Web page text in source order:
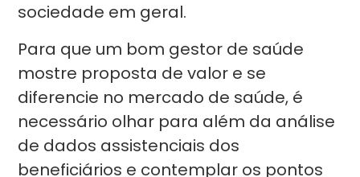
sociedade em geral.
Para que um bom gestor de saúde
mostre proposta de valor e se
diferencie no mercado de saúde, é
necessário olhar para além da análise
de dados assistenciais dos
beneficiários e contemplar os pontos